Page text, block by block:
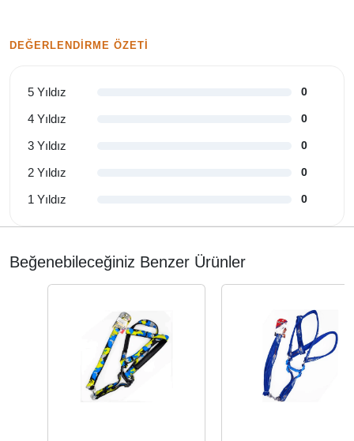
DEĞERLENDIRME ÖZETI
5 Yıldız 0
4 Yıldız 0
3 Yıldız 0
2 Yıldız 0
1 Yıldız 0
Beğenebileceğiniz Benzer Ürünler